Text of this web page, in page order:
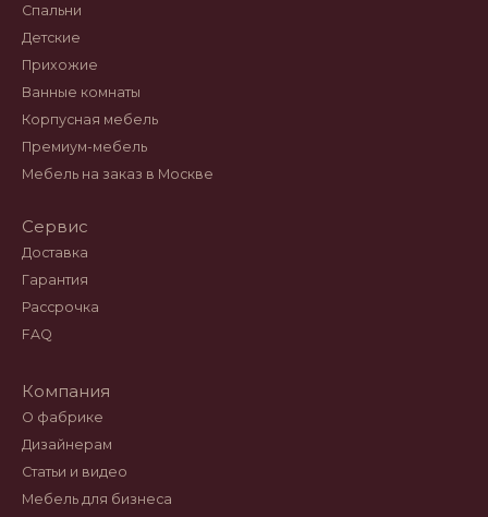
Спальни
Детские
Прихожие
Ванные комнаты
Корпусная мебель
Премиум-мебель
Мебель на заказ в Москве
Сервис
Доставка
Гарантия
Рассрочка
FAQ
Компания
О фабрике
Дизайнерам
Статьи и видео
Мебель для бизнеса